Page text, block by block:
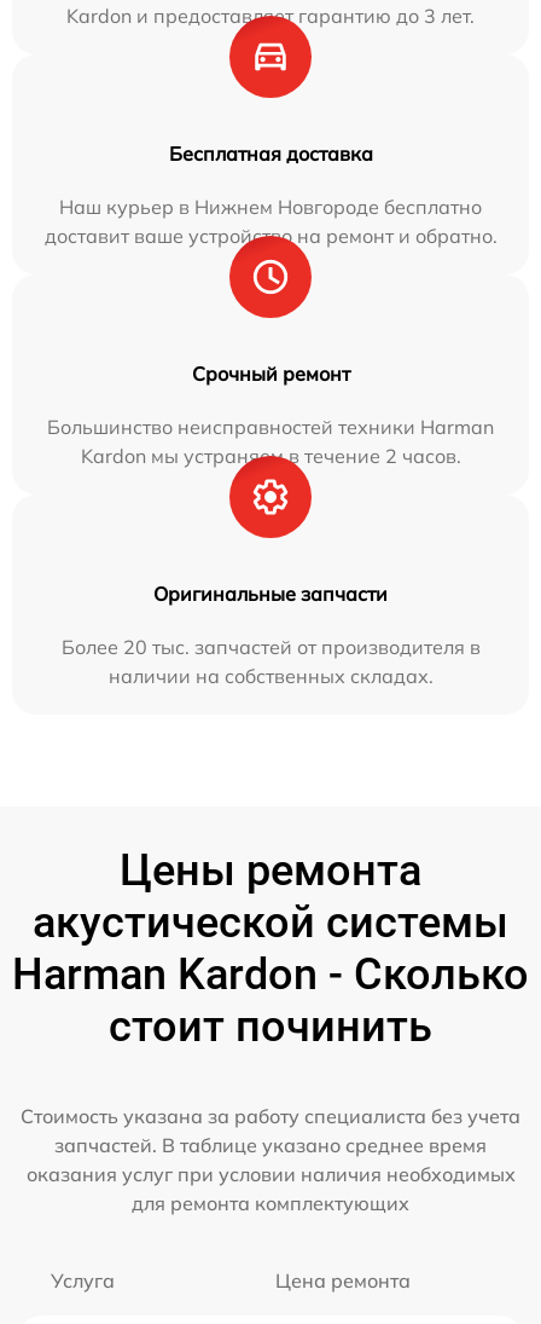
Kardon и предоставляет гарантию до 3 лет.
Бесплатная доставка
Наш курьер в Нижнем Новгороде бесплатно
доставит ваше устройство на ремонт и обратно.
Срочный ремонт
Большинство неисправностей техники Harman
Kardon мы устраняем в течение 2 часов.
Оригинальные запчасти
Более 20 тыс. запчастей от производителя в
наличии на собственных складах.
Цены ремонта
акустической системы
Harman Kardon - Сколько
стоит починить
Стоимость указана за работу специалиста без учета
запчастей. В таблице указано среднее время
оказания услуг при условии наличия необходимых
для ремонта комплектующих
Услуга Цена ремонта